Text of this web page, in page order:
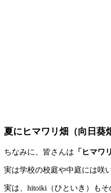
夏にヒマワリ畑（向日葵
ちなみに、皆さんは 「ヒマワ
実は学校の校庭や中庭には咲
実は、hitoiki（ひといき）もそ